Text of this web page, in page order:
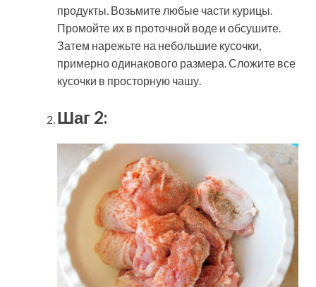
продукты. Возьмите любые части курицы.
Промойте их в проточной воде и обсушите.
Затем нарежьте на небольшие кусочки,
примерно одинакового размера. Сложите все
кусочки в просторную чашу.
Шаг 2: